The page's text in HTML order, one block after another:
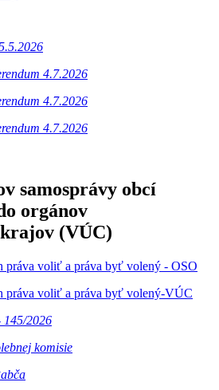
4.7.2026
4.7.2026
4.7.2026
samosprávy obcí
orgánov
(VÚC)
práva voliť a práva byť volený - OSO
práva voliť a práva byť volený-VÚC
145/2026
komisie